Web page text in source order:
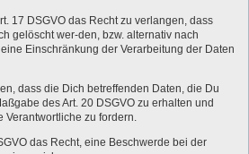
17 DSGVO das Recht zu verlangen, dass
gelöscht wer-den, bzw. alternativ nach
Einschränkung der Verarbeitung der Daten
dass die Dich betreffenden Daten, die Du
des Art. 20 DSGVO zu erhalten und
zu fordern.
das Recht, eine Beschwerde bei der